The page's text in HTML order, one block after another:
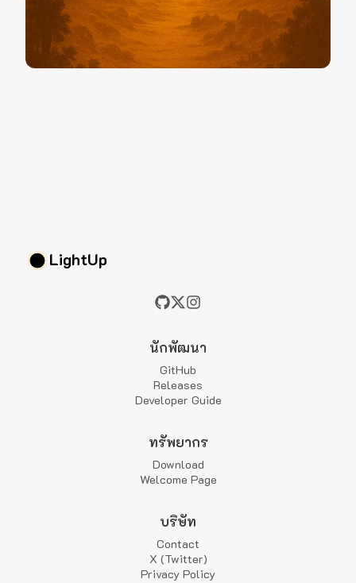
LightUp
นักพัฒนา
GitHub
Releases
Developer Guide
ทรัพยากร
Download
Welcome Page
บริษัท
Contact
X (Twitter)
Privacy Policy